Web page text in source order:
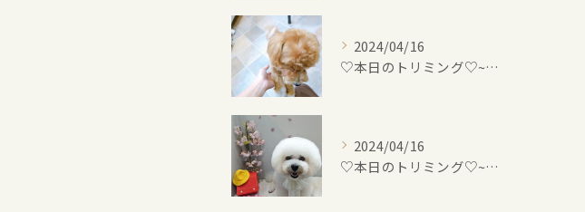
2024/04/16
♡本日のトリミング♡⁠~岡崎トリミングサロン~
2024/04/16
♡本日のトリミング♡⁠~岡崎トリミングサロン~